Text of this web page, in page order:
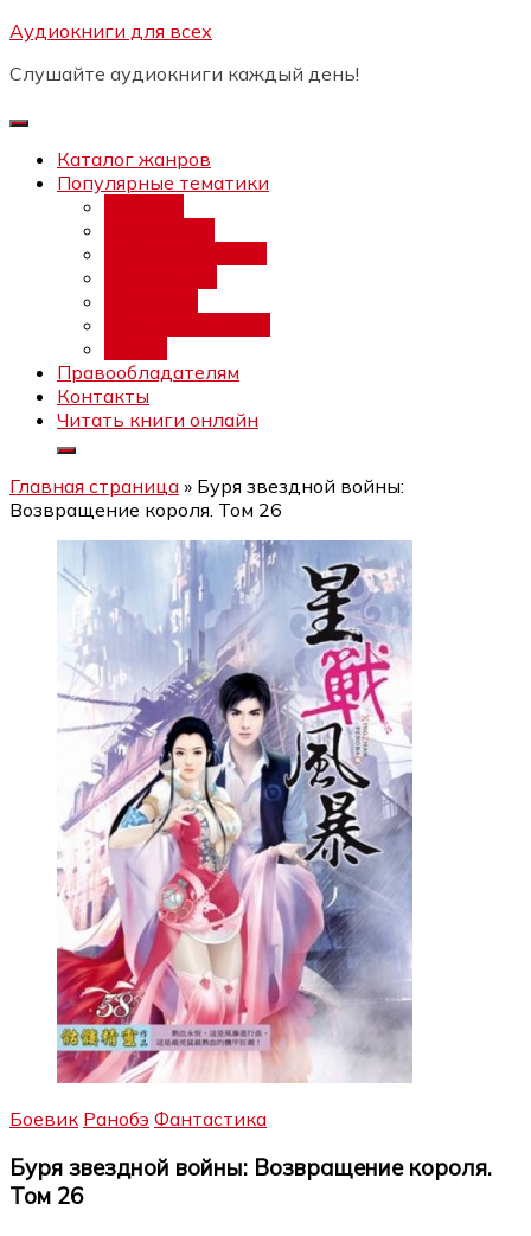
Перейти
содержимому
Аудиокниги для всех
Слушайте аудиокниги каждый день!
Каталог жанров
Популярные тематики
Правообладателям
Контакты
Читать книги онлайн
Главная страница » Буря звездной войны:
Возвращение короля. Том 26
Боевик Ранобэ Фантастика
Буря звездной войны: Возвращение короля.
Том 26
Бесплатный интенсив:
каналов"